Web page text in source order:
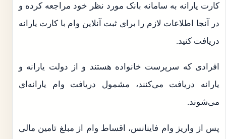
کارت یارانه به سامانه بانک مورد نظر خود مراجعه کرده و
در آنجا اطلاعات لازم را برای ثبت آنلاین وام با کارت یارانه
دریافت کنید.
افرادی که سرپرست خانواده هستند و از دولت یارانه و
یارانه دریافت می‌کنند، مشمول دریافت وام یارانه‌ای
می‌شوند.
پس از واریز وام فاینانس، اقساط وام از مبلغ تامین مالی